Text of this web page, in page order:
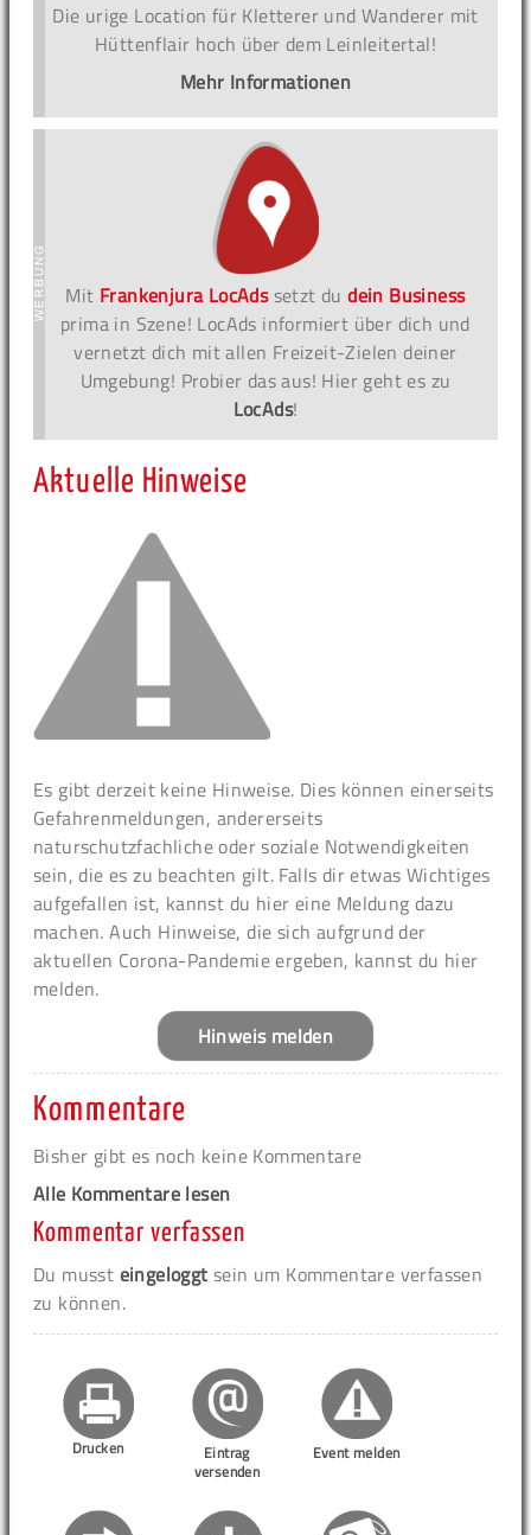
Die urige Location für Kletterer und Wanderer mit
Hüttenflair hoch über dem Leinleitertal!
Mehr Informationen
Mit Frankenjura LocAdssetzt dudein Business
prima in Szene! LocAds informiert über dich und
vernetzt dich mit allen Freizeit-Zielen deiner
Umgebung! Probier das aus! Hier geht es zu
LocAds!
Aktuelle Hinweise
Es gibt derzeit keine Hinweise. Dies können einerseits
Gefahrenmeldungen, andererseits
naturschutzfachliche oder soziale Notwendigkeiten
sein, die es zu beachten gilt. Falls dir etwas Wichtiges
aufgefallen ist, kannst du hier eine Meldung dazu
machen. Auch Hinweise, die sich aufgrund der
aktuellen Corona-Pandemie ergeben, kannst du hier
melden.
Hinweis melden
Kommentare
Bisher gibt es noch keine Kommentare
Alle Kommentare lesen
Kommentar verfassen
Du musst eingeloggt sein um Kommentare verfassen
zu können.
Drucken
Eintrag
versenden
Event melden